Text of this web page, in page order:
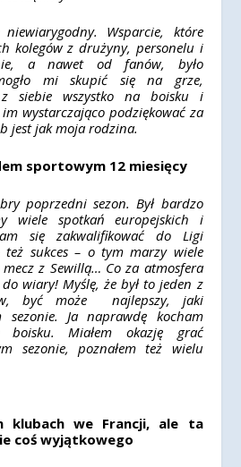
Wsparcie, które
kolegów z drużyny, personelu i
a nawet od fanów, było
mi skupić się na grze,
siebie wszystko na boisku i
wystarczająco podziękować za
jest jak moja rodzina.
sportowym 12 miesięcy
poprzedni sezon. Był bardzo
wiele spotkań europejskich i
się zakwalifikować do Ligi
też sukces – o tym marzy wiele
mecz z Sewillą… Co za atmosfera
wiary! Myślę, że był to jeden z
być może najlepszy, jaki
sezonie. Ja naprawdę kocham
Miałem okazję grać
sezonie, poznałem też wielu
klubach we Francji, ale ta
coś wyjątkowego